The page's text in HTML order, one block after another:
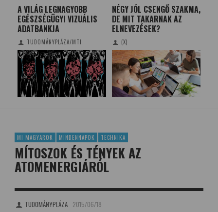
A VILÁG LEGNAGYOBB
EGÉSZSÉGÜGYI VIZUÁLIS
ADATBANKJA
TUDOMÁNYPLÁZA/MTI
NÉGY JÓL CSENGŐ SZAKMA,
DE MIT TAKARNAK AZ
ELNEVEZÉSEK?
(X)
MI MAGYAROK MINDENNAPOK TECHNIKA
MÍTOSZOK ÉS TÉNYEK AZ
ATOMENERGIÁRÓL
TUDOMÁNYPLÁZA 2015/06/18